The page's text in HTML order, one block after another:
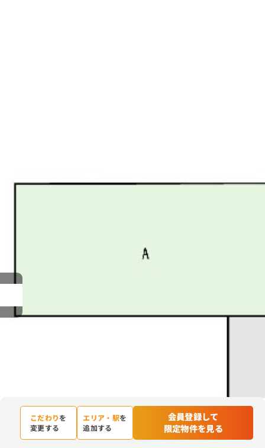
こだわりを
変更する
エリア・駅を
追加する
会員登録して
限定物件を見る